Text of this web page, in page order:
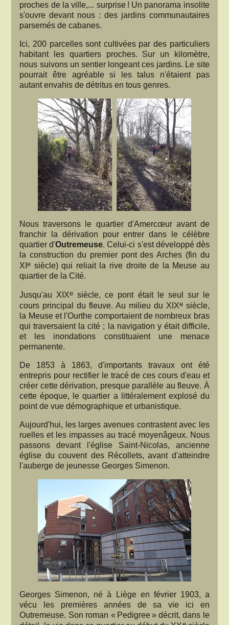
proches de la ville,... surprise ! Un panorama insolite
s'ouvre devant nous : des jardins communautaires
parsemés de cabanes.
Ici, 200 parcelles sont cultivées par des particuliers
habitant les quartiers proches. Sur un kilomètre,
nous suivons un sentier longeant ces jardins. Le site
pourrait être agréable si les talus n'étaient pas
autant envahis de détritus en tous genres.
Nous traversons le quartier d'Amercœur avant de
franchir la dérivation pour entrer dans le célèbre
quartier d'Outremeuse. Celui-ci s'est développé dès
la construction du premier pont des Arches (fin du
XIe siècle) qui reliait la rive droite de la Meuse au
quartier de la Cité.
Jusqu'au XIXe siècle, ce pont était le seul sur le
cours principal du fleuve. Au milieu du XIXesiècle,
la Meuse et l'Ourthe comportaient de nombreux bras
qui traversaient la cité ; la navigation y était difficile,
et les inondations constituaient une menace
permanente.
De 1853 à 1863, d'importants travaux ont été
entrepris pour rectifier le tracé de ces cours d'eau et
créer cette dérivation, presque parallèle au fleuve. À
cette époque, le quartier a littéralement explosé du
point de vue démographique et urbanistique.
Aujourd'hui, les larges avenues contrastent avec les
ruelles et les impasses au tracé moyenâgeux. Nous
passons devant l'église Saint-Nicolas, ancienne
église du couvent des Récollets, avant d'atteindre
l'auberge de jeunesse Georges Simenon.
Georges Simenon, né à Liège en février 1903, a
vécu les premières années de sa vie ici en
Outremeuse. Son roman « Pedigree » décrit, dans le